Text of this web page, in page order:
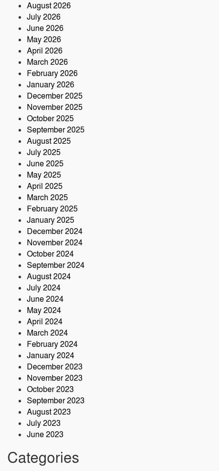
নরসিংদীতে অনুমোদনহীন মোটরসাইকেল
সংযোজন কারখানা : সরকারের রাজস্ব ক্ষতির
আশঙ্কা
কৃষক ও গ্রামীণ অর্থনীতি বদলে দিতে পলাশে
August 2026
July 2026
June 2026
May 2026
April 2026
March 2026
February 2026
January 2026
December 2025
November 2025
October 2025
September 2025
August 2025
July 2025
June 2025
May 2025
April 2025
March 2025
February 2025
January 2025
December 2024
November 2024
October 2024
September 2024
August 2024
July 2024
June 2024
May 2024
April 2024
March 2024
February 2024
January 2024
December 2023
November 2023
October 2023
September 2023
August 2023
July 2023
June 2023
Categories